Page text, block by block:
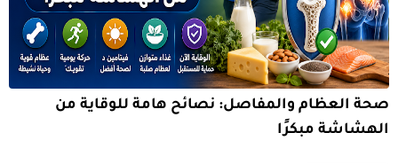
صحة العظام والمفاصل: نصائح هامة للوقاية من
الهشاشة مبكرًا